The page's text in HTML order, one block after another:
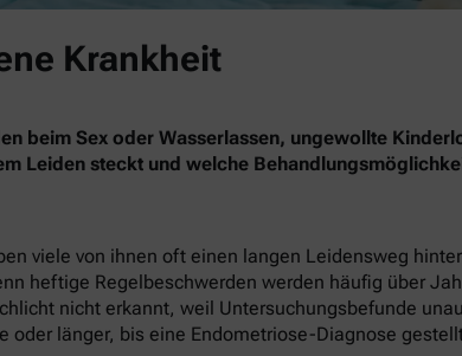
Krankheit
beim Sex oder Wasserlassen, ungewollte
Leiden steckt und welche
viele von ihnen oft einen langen Leidensweg
heftige Regelbeschwerden werden häufig über
nicht erkannt, weil Untersuchungsbefunde
oder länger, bis eine Endometriose-Diagnose